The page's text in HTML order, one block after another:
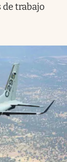
de trabajo